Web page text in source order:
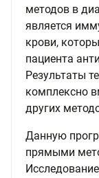
методов в
является
крови,
пациента
Результаты
комплексно
других
Данную
прямыми